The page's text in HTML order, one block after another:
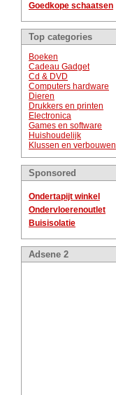
Goedkope schaatsen
Top categories
Boeken
Cadeau Gadget
Cd & DVD
Computers hardware
Dieren
Drukkers en printen
Electronica
Games en software
Huishoudelijk
Klussen en verbouwen
Sponsored
Ondertapijt winkel
Ondervloerenoutlet
Buisisolatie
Adsene 2